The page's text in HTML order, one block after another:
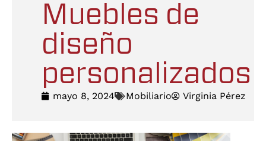
Muebles de
diseño
personalizados
mayo 8, 2024 Mobiliario Virginia Pérez